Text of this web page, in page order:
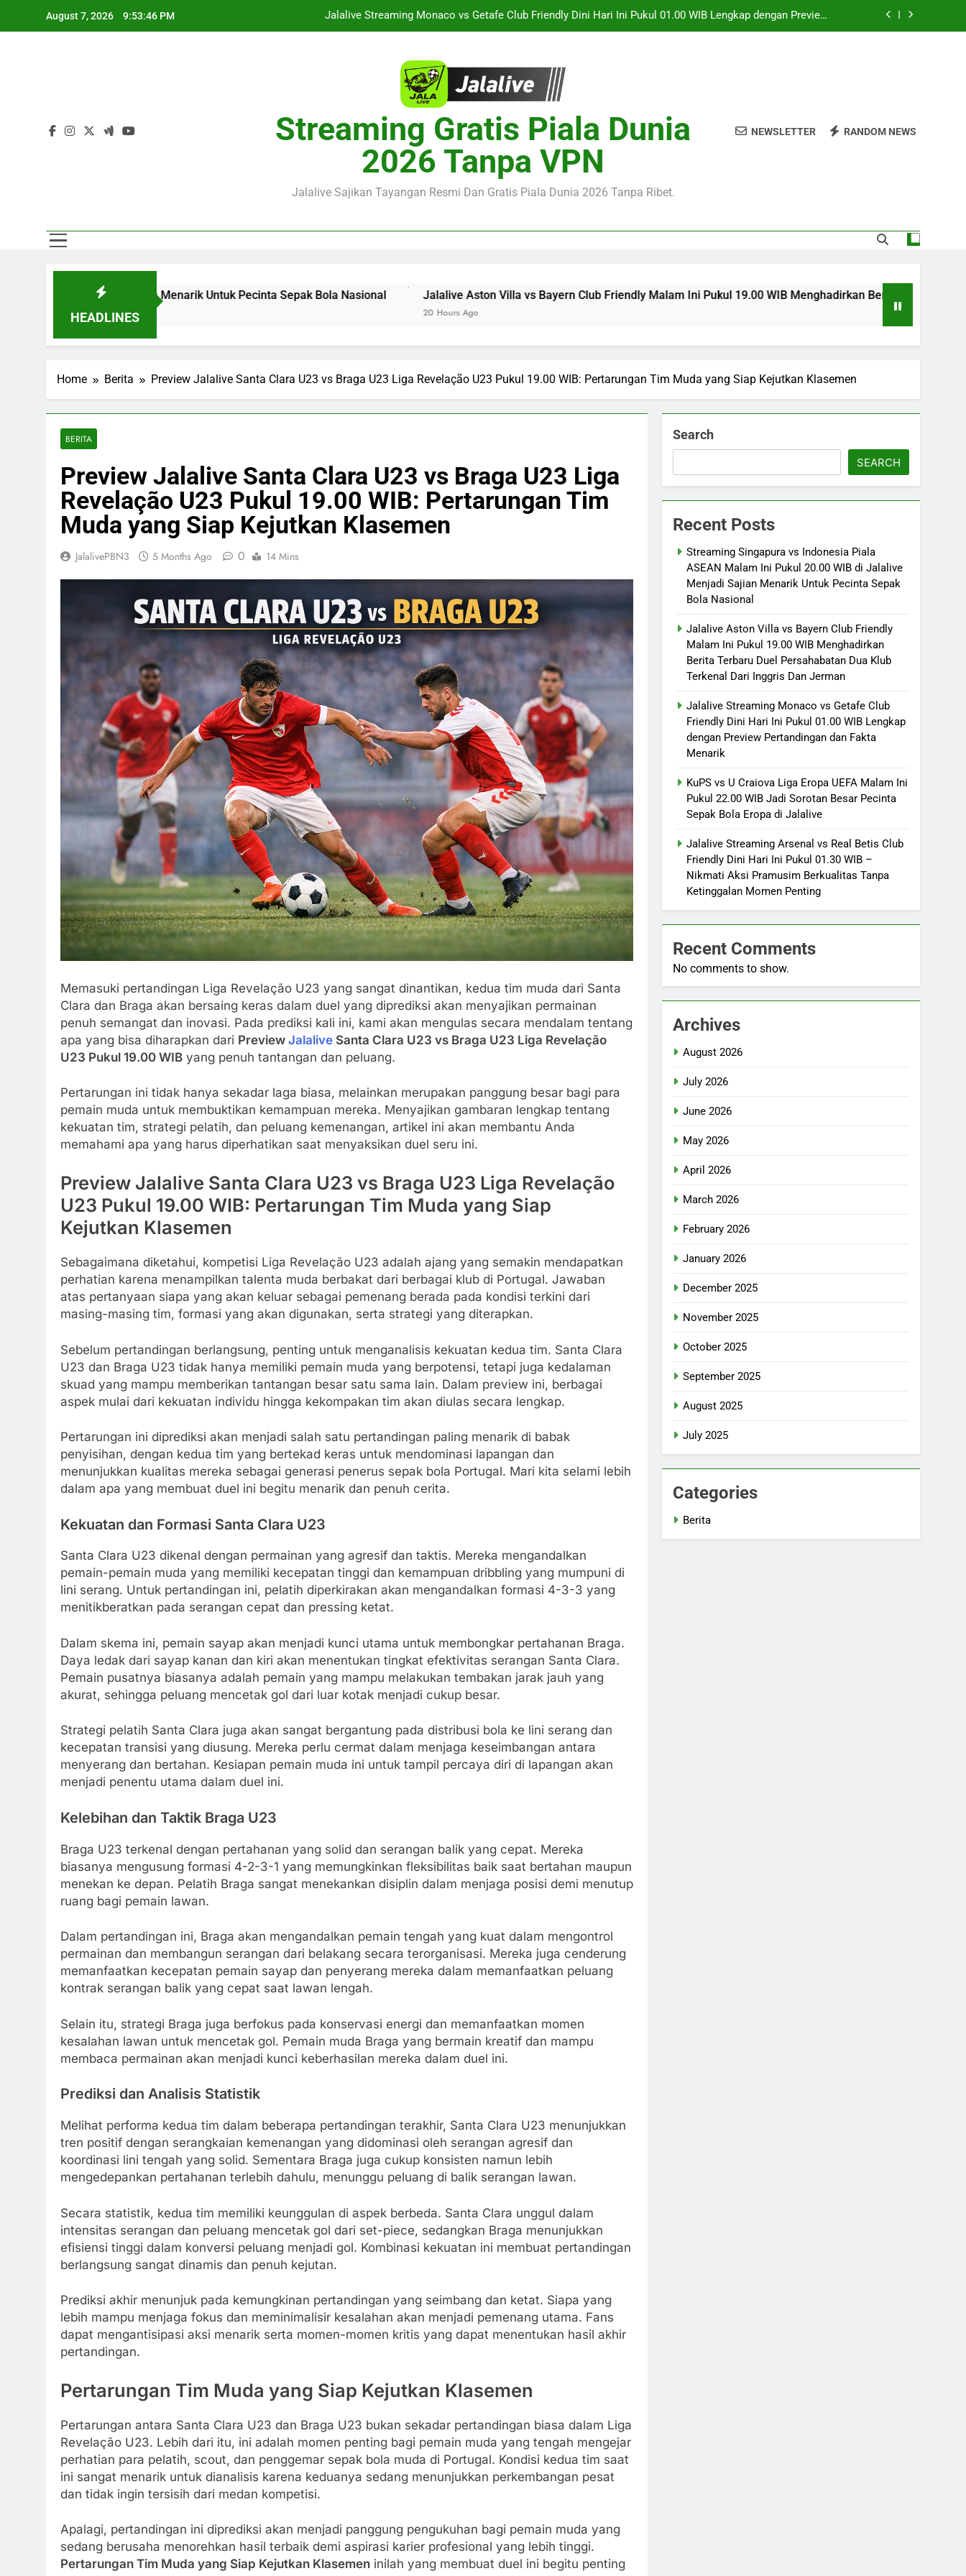
August 7, 2026 9:53:47 PM
Jalalive Streaming Monaco vs Getafe Club Friendly Dini Hari Ini Pukul 01.00 WIB Lengkap dengan Preview
Streaming Singapura vs Indonesia Piala ASEAN Malam Ini Pukul 20.00 WIB di Jalalive Menjadi Sajian
Jalalive Aston Villa vs Bayern Club Friendly Malam Ini Pukul 19.00 WIB Menghadirkan Berita Terbaru Duel
Persahabatan Dua Klub Terkenal Dari Inggris Dan Jerman
Jalalive Streaming Monaco vs Getafe Club Friendly Dini Hari Ini Pukul 01.00 WIB Lengkap dengan Preview
KuPS vs U Craiova Liga Eropa UEFA Malam Ini Pukul 22.00 WIB Jadi Sorotan Besar Pecinta Sepak Bola
Streaming Gratis Piala Dunia
2026 Tanpa VPN
Jalalive Sajikan Tayangan Resmi Dan Gratis Piala Dunia 2026 Tanpa Ribet.
NEWSLETTER RANDOM NEWS
HEADLINES
Sajian Menarik Untuk Pecinta Sepak Bola Nasional Jalalive Aston Villa vs Bayern Club Friendly Malam Ini Pukul 19.00 WIB Menghadirkan Berita Terbaru Duel Persahabatan
Home Berita Preview Jalalive Santa Clara U23 vs Braga U23 Liga Revelação U23 Pukul 19.00 WIB: Pertarungan Tim Muda yang Siap Kejutkan Klasemen
BERITA
Preview Jalalive Santa Clara U23 vs Braga U23 Liga
Revelação U23 Pukul 19.00 WIB: Pertarungan Tim
Muda yang Siap Kejutkan Klasemen
JalalivePBN3 5 Months Ago 0 14 Mins
Memasuki pertandingan Liga Revelação U23 yang sangat dinantikan, kedua tim muda dari Santa
Clara dan Braga akan bersaing keras dalam duel yang diprediksi akan menyajikan permainan
penuh semangat dan inovasi. Pada prediksi kali ini, kami akan mengulas secara mendalam tentang
apa yang bisa diharapkan dari Preview Jalalive Santa Clara U23 vs Braga U23 Liga Revelação
U23 Pukul 19.00 WIB yang penuh tantangan dan peluang.
Pertarungan ini tidak hanya sekadar laga biasa, melainkan merupakan panggung besar bagi para
pemain muda untuk membuktikan kemampuan mereka. Menyajikan gambaran lengkap tentang
kekuatan tim, strategi pelatih, dan peluang kemenangan, artikel ini akan membantu Anda
memahami apa yang harus diperhatikan saat menyaksikan duel seru ini.
Preview Jalalive Santa Clara U23 vs Braga U23 Liga Revelação
U23 Pukul 19.00 WIB: Pertarungan Tim Muda yang Siap
Kejutkan Klasemen
Sebagaimana diketahui, kompetisi Liga Revelação U23 adalah ajang yang semakin mendapatkan
perhatian karena menampilkan talenta muda berbakat dari berbagai klub di Portugal. Jawaban
atas pertanyaan siapa yang akan keluar sebagai pemenang berada pada kondisi terkini dari
masing-masing tim, formasi yang akan digunakan, serta strategi yang diterapkan.
Sebelum pertandingan berlangsung, penting untuk menganalisis kekuatan kedua tim. Santa Clara
U23 dan Braga U23 tidak hanya memiliki pemain muda yang berpotensi, tetapi juga kedalaman
skuad yang mampu memberikan tantangan besar satu sama lain. Dalam preview ini, berbagai
aspek mulai dari kekuatan individu hingga kekompakan tim akan diulas secara lengkap.
Pertarungan ini diprediksi akan menjadi salah satu pertandingan paling menarik di babak
penyisihan, dengan kedua tim yang bertekad keras untuk mendominasi lapangan dan
menunjukkan kualitas mereka sebagai generasi penerus sepak bola Portugal. Mari kita selami lebih
dalam apa yang membuat duel ini begitu menarik dan penuh cerita.
Kekuatan dan Formasi Santa Clara U23
Santa Clara U23 dikenal dengan permainan yang agresif dan taktis. Mereka mengandalkan
pemain-pemain muda yang memiliki kecepatan tinggi dan kemampuan dribbling yang mumpuni di
lini serang. Untuk pertandingan ini, pelatih diperkirakan akan mengandalkan formasi 4-3-3 yang
menitikberatkan pada serangan cepat dan pressing ketat.
Dalam skema ini, pemain sayap akan menjadi kunci utama untuk membongkar pertahanan Braga.
Daya ledak dari sayap kanan dan kiri akan menentukan tingkat efektivitas serangan Santa Clara.
Pemain pusatnya biasanya adalah pemain yang mampu melakukan tembakan jarak jauh yang
akurat, sehingga peluang mencetak gol dari luar kotak menjadi cukup besar.
Strategi pelatih Santa Clara juga akan sangat bergantung pada distribusi bola ke lini serang dan
kecepatan transisi yang diusung. Mereka perlu cermat dalam menjaga keseimbangan antara
menyerang dan bertahan. Kesiapan pemain muda ini untuk tampil percaya diri di lapangan akan
menjadi penentu utama dalam duel ini.
Kelebihan dan Taktik Braga U23
Braga U23 terkenal dengan pertahanan yang solid dan serangan balik yang cepat. Mereka
biasanya mengusung formasi 4-2-3-1 yang memungkinkan fleksibilitas baik saat bertahan maupun
menekan ke depan. Pelatih Braga sangat menekankan disiplin dalam menjaga posisi demi menutup
ruang bagi pemain lawan.
Dalam pertandingan ini, Braga akan mengandalkan pemain tengah yang kuat dalam mengontrol
permainan dan membangun serangan dari belakang secara terorganisasi. Mereka juga cenderung
memanfaatkan kecepatan pemain sayap dan penyerang mereka dalam memanfaatkan peluang
kontrak serangan balik yang cepat saat lawan lengah.
Selain itu, strategi Braga juga berfokus pada konservasi energi dan memanfaatkan momen
kesalahan lawan untuk mencetak gol. Pemain muda Braga yang bermain kreatif dan mampu
membaca permainan akan menjadi kunci keberhasilan mereka dalam duel ini.
Prediksi dan Analisis Statistik
Melihat performa kedua tim dalam beberapa pertandingan terakhir, Santa Clara U23 menunjukkan
tren positif dengan serangkaian kemenangan yang didominasi oleh serangan agresif dan
koordinasi lini tengah yang solid. Sementara Braga juga cukup konsisten namun lebih
mengedepankan pertahanan terlebih dahulu, menunggu peluang di balik serangan lawan.
Secara statistik, kedua tim memiliki keunggulan di aspek berbeda. Santa Clara unggul dalam
intensitas serangan dan peluang mencetak gol dari set-piece, sedangkan Braga menunjukkan
efisiensi tinggi dalam konversi peluang menjadi gol. Kombinasi kekuatan ini membuat pertandingan
berlangsung sangat dinamis dan penuh kejutan.
Prediksi akhir menunjuk pada kemungkinan pertandingan yang seimbang dan ketat. Siapa yang
lebih mampu menjaga fokus dan meminimalisir kesalahan akan menjadi pemenang utama. Fans
dapat mengantisipasi aksi menarik serta momen-momen kritis yang dapat menentukan hasil akhir
pertandingan.
Pertarungan Tim Muda yang Siap Kejutkan Klasemen
Pertarungan antara Santa Clara U23 dan Braga U23 bukan sekadar pertandingan biasa dalam Liga
Revelação U23. Lebih dari itu, ini adalah momen penting bagi pemain muda yang tengah mengejar
perhatian para pelatih, scout, dan penggemar sepak bola muda di Portugal. Kondisi kedua tim saat
ini sangat menarik untuk dianalisis karena keduanya sedang menunjukkan perkembangan pesat
dan tidak ingin tersisih dari medan kompetisi.
Apalagi, pertandingan ini diprediksi akan menjadi panggung pengukuhan bagi pemain muda yang
sedang berusaha menorehkan hasil terbaik demi aspirasi karier profesional yang lebih tinggi.
Pertarungan Tim Muda yang Siap Kejutkan Klasemen inilah yang membuat duel ini begitu penting
Search
SEARCH
Recent Posts
Streaming Singapura vs Indonesia Piala
ASEAN Malam Ini Pukul 20.00 WIB di Jalalive
Menjadi Sajian Menarik Untuk Pecinta Sepak
Bola Nasional
Jalalive Aston Villa vs Bayern Club Friendly
Malam Ini Pukul 19.00 WIB Menghadirkan
Berita Terbaru Duel Persahabatan Dua Klub
Terkenal Dari Inggris Dan Jerman
Jalalive Streaming Monaco vs Getafe Club
Friendly Dini Hari Ini Pukul 01.00 WIB Lengkap
dengan Preview Pertandingan dan Fakta
Menarik
KuPS vs U Craiova Liga Eropa UEFA Malam Ini
Pukul 22.00 WIB Jadi Sorotan Besar Pecinta
Sepak Bola Eropa di Jalalive
Jalalive Streaming Arsenal vs Real Betis Club
Friendly Dini Hari Ini Pukul 01.30 WIB –
Nikmati Aksi Pramusim Berkualitas Tanpa
Ketinggalan Momen Penting
Recent Comments
No comments to show.
Archives
August 2026
July 2026
June 2026
May 2026
April 2026
March 2026
February 2026
January 2026
December 2025
November 2025
October 2025
September 2025
August 2025
July 2025
Categories
Berita